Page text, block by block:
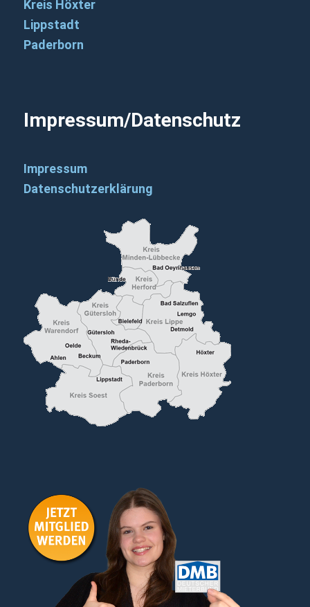
Kreis Höxter
Lippstadt
Paderborn
Impressum/Datenschutz
Impressum
Datenschutzerklärung